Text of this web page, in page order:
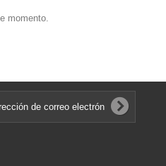
momento.